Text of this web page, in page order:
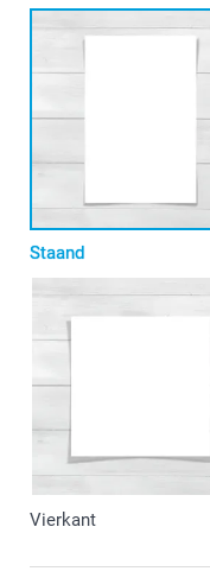
Staand
Vierkant